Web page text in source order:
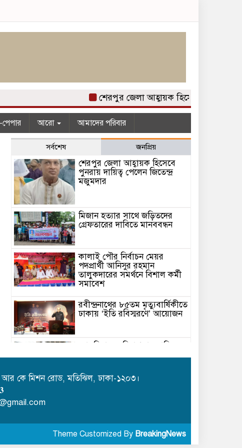
শেরপুর জেলা আহ্বায়ক হিসেবে পুনরায়
আরো আমাদের পরিবার
সর্বশেষ জনপ্রিয়
শেরপুর জেলা আহ্বায়ক হিসেবে
পুনরায় দায়িত্ব পেলেন জিতেন্দ্র
মজুমদার
মিজান হত্যার সাথে জড়িতদের
গ্রেফতারের দাবিতে মানববন্ধন
কালাই পৌর নির্বাচন মেয়র
পদপ্রার্থী আনিসুর রহমান
তালুকদারের সমর্থনে বিশাল কর্মী
সমাবেশ
রবীন্দ্রনাথের ৮৫তম মৃত্যুবার্ষিকীতে
ঢাকায় ‘ইতি রবিস্মরণে’ আয়োজন
ন্যায়বিচার ও নিরাপত্তার দাবিতে
কৃত্রিম বন্যা:১০ গ্রাম প্লাবিত :
বসতবাড়ি বিধ্বস্ত পাহাড় ধস:
আহত ৬
কে মিশন রোড, মতিঝিল, ঢাকা-১২০৩।
Theme Customized By BreakingNews